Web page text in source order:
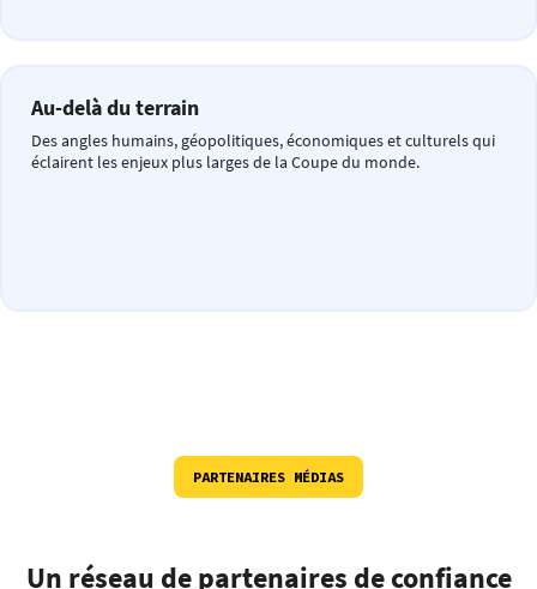
Au-delà du terrain
Des angles humains, géopolitiques, économiques et culturels qui
éclairent les enjeux plus larges de la Coupe du monde.
PARTENAIRES MÉDIAS
Un réseau de partenaires de confiance